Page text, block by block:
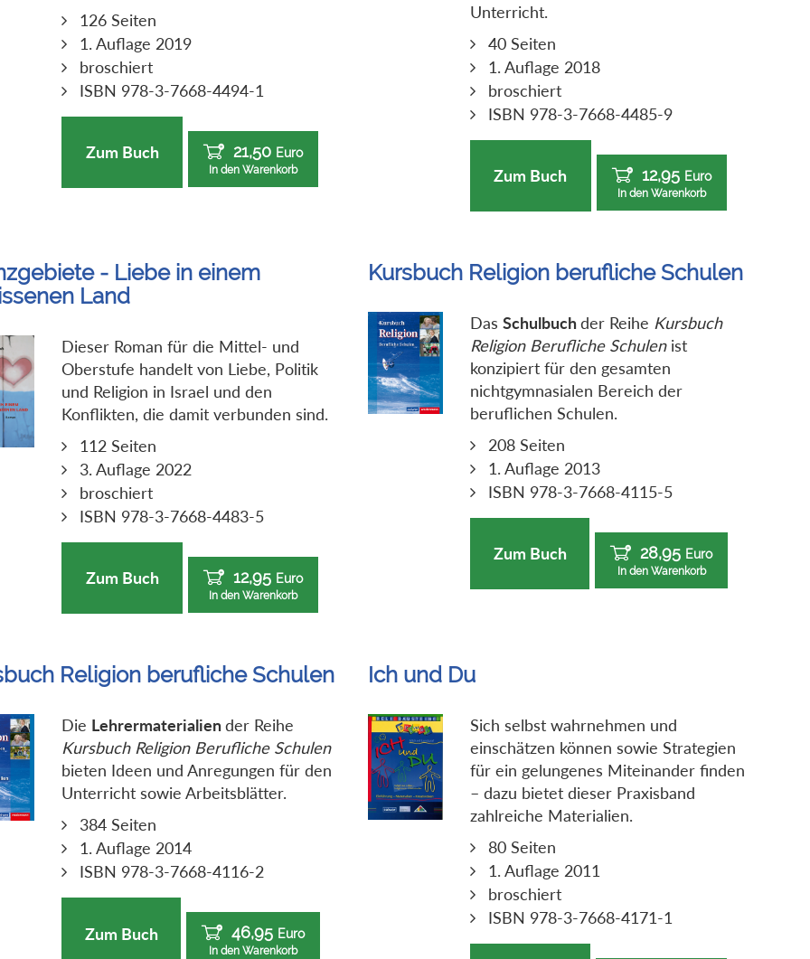
126 Seiten
1. Auflage 2019
broschiert
ISBN 978-3-7668-4494-1
Zum Buch 21,50 Euro
In den Warenkorb
Unterricht.
40 Seiten
1. Auflage 2018
broschiert
ISBN 978-3-7668-4485-9
Zum Buch 12,95 Euro
In den Warenkorb
- Liebe in einem
Land
Dieser Roman für die Mittel- und
Oberstufe handelt von Liebe, Politik
und Religion in Israel und den
Konflikten, die damit verbunden sind.
112 Seiten
3. Auflage 2022
broschiert
ISBN 978-3-7668-4483-5
Zum Buch 12,95 Euro
In den Warenkorb
Kursbuch Religion berufliche Schulen
Das Schulbuchder Reihe Kursbuch
Religion Berufliche Schulenist
konzipiert für den gesamten
nichtgymnasialen Bereich der
beruflichen Schulen.
208 Seiten
1. Auflage 2013
ISBN 978-3-7668-4115-5
Zum Buch 28,95 Euro
In den Warenkorb
Religion berufliche Schulen
Die Lehrermaterialiender Reihe
Kursbuch Religion Berufliche Schulen
bieten Ideen und Anregungen für den
Unterricht sowie Arbeitsblätter.
384 Seiten
1. Auflage 2014
ISBN 978-3-7668-4116-2
Zum Buch 46,95 Euro
In den Warenkorb
Ich und Du
Sich selbst wahrnehmen und
einschätzen können sowie Strategien
für ein gelungenes Miteinander finden
– dazu bietet dieser Praxisband
zahlreiche Materialien.
80 Seiten
1. Auflage 2011
broschiert
ISBN 978-3-7668-4171-1